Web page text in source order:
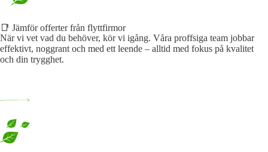
📑 Jämför offerter från flyttfirmor
När vi vet vad du behöver, kör vi igång. Våra proffsiga team jobbar
effektivt, noggrant och med ett leende – alltid med fokus på kvalitet
och din trygghet.